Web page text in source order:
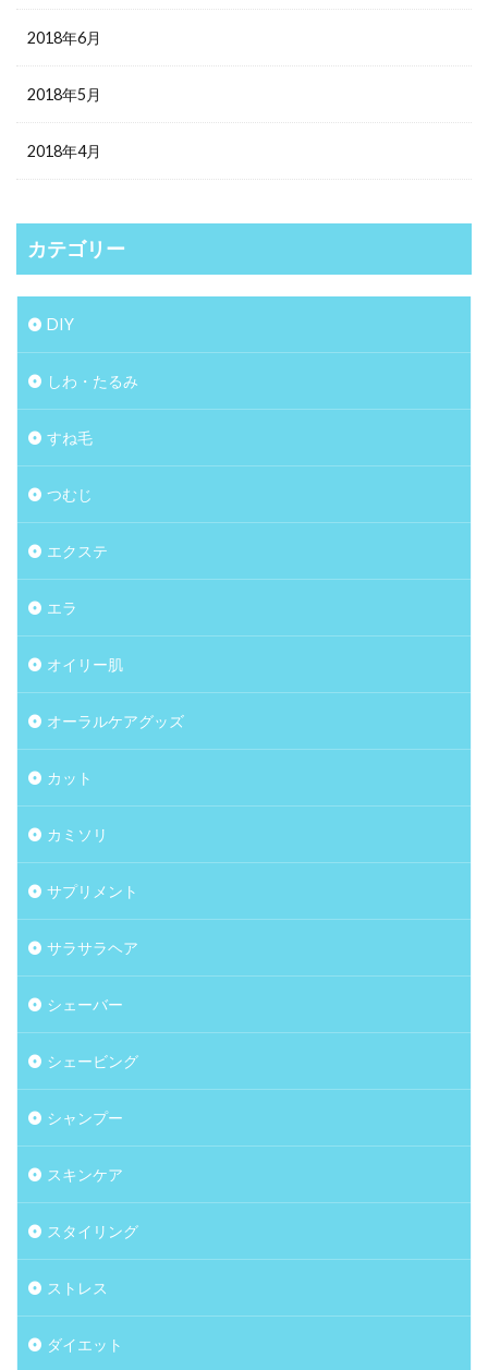
2018年6月
2018年5月
2018年4月
カテゴリー
DIY
しわ・たるみ
すね毛
つむじ
エクステ
エラ
オイリー肌
オーラルケアグッズ
カット
カミソリ
サプリメント
サラサラヘア
シェーバー
シェービング
シャンプー
スキンケア
スタイリング
ストレス
ダイエット